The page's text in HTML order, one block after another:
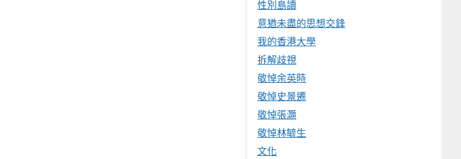
性別島讀
意猶未盡的思想交鋒
我的香港大學
拆解歧視
敬悼余英時
敬悼史景遷
敬悼張灝
敬悼林毓生
文化